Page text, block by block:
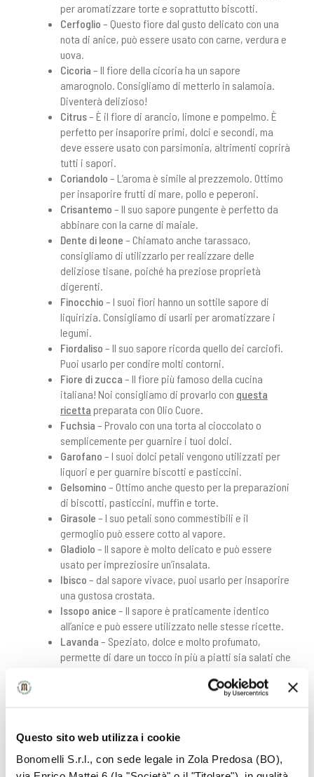
Questo sito web utilizza i cookie
Bonomelli S.r.l., con sede legale in Zola Predosa (BO),
per aromatizzare torte e soprattutto biscotti.
Cerfoglio – Questo fiore dal gusto delicato con una
nota di anice, può essere usato con carne, verdura e
uova.
Cicoria – Il fiore della cicoria ha un sapore
amarognolo. Consigliamo di metterlo in salamoia.
Diventerà delizioso!
Citrus– È il fiore di arancio, limone e pompelmo. È
perfetto per insaporire primi, dolci e secondi, ma
deve essere usato con parsimonia, altrimenti coprirà
tutti i sapori.
Coriandolo – L’aroma è simile al prezzemolo. Ottimo
per insaporire frutti di mare, pollo e peperoni.
Crisantemo – Il suo sapore pungente è perfetto da
abbinare con la carne di maiale.
Dente di leone – Chiamato anche tarassaco,
consigliamo di utilizzarlo per realizzare delle
deliziose tisane, poiché ha preziose proprietà
digerenti.
Finocchio – I suoi fiori hanno un sottile sapore di
liquirizia. Consigliamo di usarli per aromatizzare i
legumi.
Fiordaliso – Il suo sapore ricorda quello dei carciofi.
Puoi usarlo per condire molti contorni.
Fiore di zucca – Il fiore più famoso della cucina
italiana! Noi consigliamo di provarlo con questa
ricetta preparata con Olio Cuore.
Fuchsia – Provalo con una torta al cioccolato o
semplicemente per guarnire i tuoi dolci.
Garofano – I suoi dolci petali vengono utilizzati per
liquori e per guarnire biscotti e pasticcini.
Gelsomino – Ottimo anche questo per la preparazioni
di biscotti, pasticcini, muffin e torte.
Girasole – I suo petali sono commestibili e il
germoglio può essere cotto al vapore.
Gladiolo – Il sapore è molto delicato e può essere
usato per impreziosire un’insalata.
Ibisco – dal sapore vivace, puoi usarlo per insaporire
una gustosa crostata.
Issopo anice – Il sapore è praticamente identico
all’anice e può essere utilizzato nelle stesse ricette.
Lavanda – Speziato, dolce e molto profumato,
permette di dare un tocco in più a piatti sia salati che
– Odore pungente, ma il suo aroma agrumato lo
appariscente è ideale per creare delle deliziose
Margherita– Il gusto è sul mielato-amaro e potrebbe